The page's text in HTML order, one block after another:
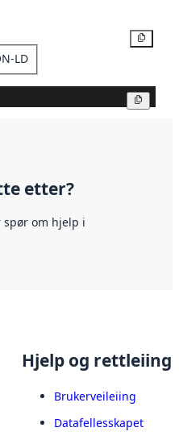
LD
etter?
spør om hjelp i
Hjelp og rettleiing
Brukerveileiing
Datafellesskapet